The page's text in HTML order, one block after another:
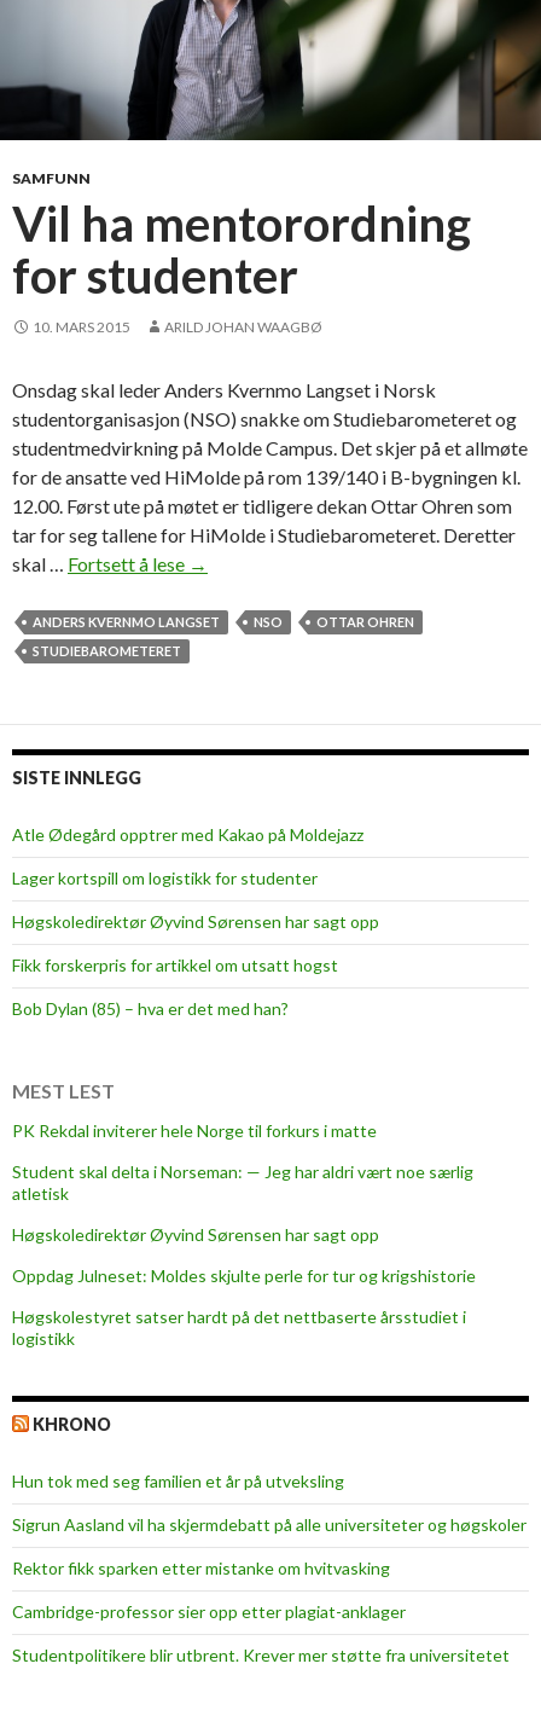
a
v
l
g
i
k
t
i
g
SAMFUNN
Vil ha mentorordning
for studenter
10. MARS 2015 ARILD JOHAN WAAGBØ
Onsdag skal leder Anders Kvernmo Langset i Norsk
studentorganisasjon (NSO) snakke om Studiebarometeret og
studentmedvirkning på Molde Campus. Det skjer på et allmøte
for de ansatte ved HiMolde på rom 139/140 i B-bygningen kl.
12.00. Først ute på møtet er tidligere dekan Ottar Ohren som
tar for seg tallene for HiMolde i Studiebarometeret. Deretter
skal … Fortsett å lese V
l
r
o
d
n
r
s
u
e
n
r
→
ANDERS KVERNMO LANGSET NSO
OTTAR OHREN
STUDIEBAROMETERET
SISTE INNLEGG
Atle Ødegård opptrer med Kakao på Moldejazz
Lager kortspill om logistikk for studenter
Høgskoledirektør Øyvind Sørensen har sagt opp
Fikk forskerpris for artikkel om utsatt hogst
Bob Dylan (85) – hva er det med han?
MEST LEST
PK Rekdal inviterer hele Norge til forkurs i matte
Student skal delta i Norseman: — Jeg har aldri vært noe særlig
atletisk
Høgskoledirektør Øyvind Sørensen har sagt opp
Oppdag Julneset: Moldes skjulte perle for tur og krigshistorie
Høgskolestyret satser hardt på det nettbaserte årsstudiet i
logistikk
KHRONO
Hun tok med seg familien et år på utveksling
Sigrun Aasland vil ha skjerm­debatt på alle universiteter og høgskoler
Rektor fikk sparken etter mistanke om hvitvasking
Cambridge-professor sier opp etter plagiat-anklager
Studentpolitikere blir utbrent. Krever mer støtte fra universitetet